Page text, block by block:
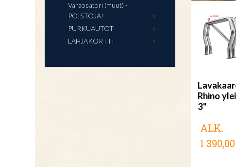
Varaosatori (muut) -
POISTOJA!
PURKUAUTOT
LAHJAKORTTI
Rhino
3"
ALK.
1